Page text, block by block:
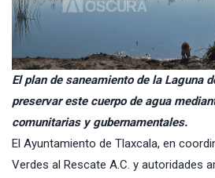
El plan de saneamiento de la Laguna
preservar este cuerpo de agua
comunitarias y gubernamentales.
El Ayuntamiento de Tlaxcala, en
Verdes al Rescate A.C. y autoridades